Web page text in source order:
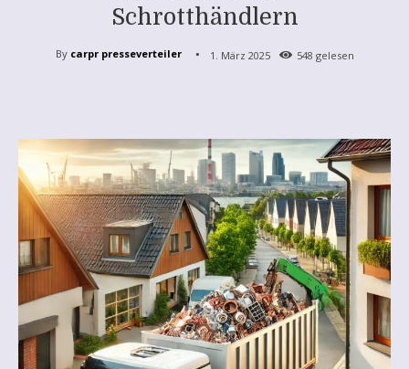
Schrotthändlern
By carpr presseverteiler 1. März 2025 548 gelesen